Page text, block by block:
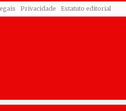
Privacidade Estatuto editorial